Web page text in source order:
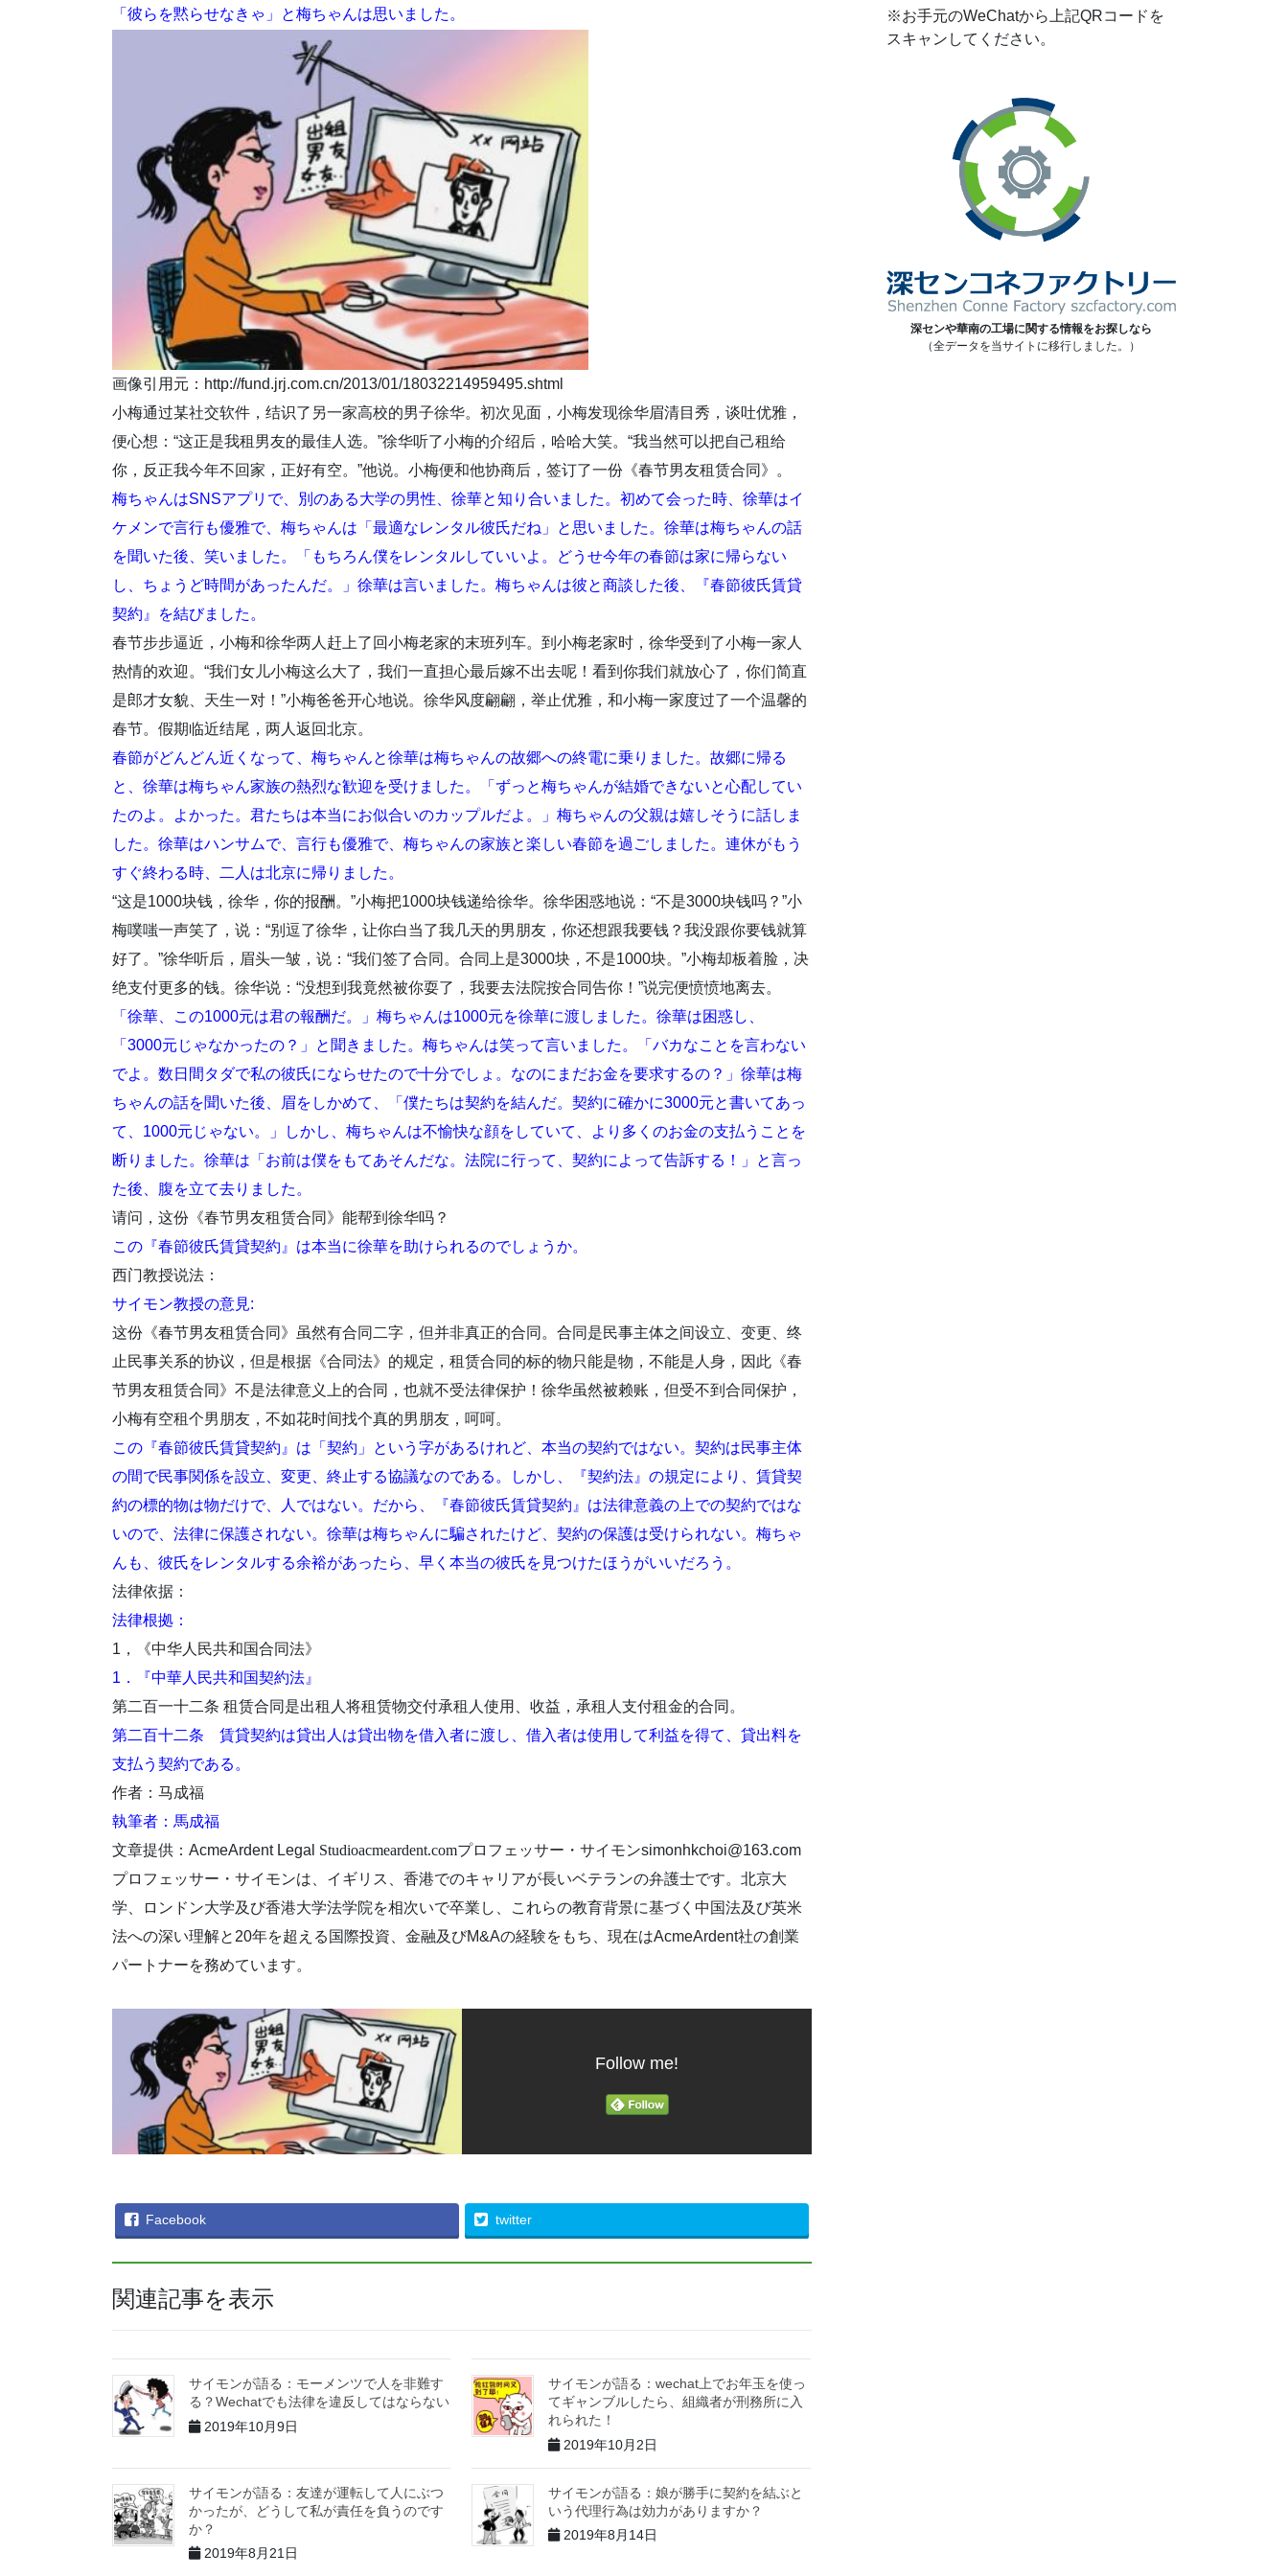
「彼らを黙らせなきゃ」と梅ちゃんは思いました。
画像引用元：http://fund.jrj.com.cn/2013/01/18032214959495.shtml
小梅通过某社交软件，结识了另一家高校的男子徐华。初次见面，小梅发现徐华眉清目秀，谈吐优雅，
便心想：“这正是我租男友的最佳人选。”徐华听了小梅的介绍后，哈哈大笑。“我当然可以把自己租给
你，反正我今年不回家，正好有空。”他说。小梅便和他协商后，签订了一份《春节男友租赁合同》。
梅ちゃんはSNSアプリで、別のある大学の男性、徐華と知り合いました。初めて会った時、徐華はイ
ケメンで言行も優雅で、梅ちゃんは「最適なレンタル彼氏だね」と思いました。徐華は梅ちゃんの話
を聞いた後、笑いました。「もちろん僕をレンタルしていいよ。どうせ今年の春節は家に帰らない
し、ちょうど時間があったんだ。」徐華は言いました。梅ちゃんは彼と商談した後、『春節彼氏賃貸
契約』を結びました。
春节步步逼近，小梅和徐华两人赶上了回小梅老家的末班列车。到小梅老家时，徐华受到了小梅一家人
热情的欢迎。“我们女儿小梅这么大了，我们一直担心最后嫁不出去呢！看到你我们就放心了，你们简直
是郎才女貌、天生一对！”小梅爸爸开心地说。徐华风度翩翩，举止优雅，和小梅一家度过了一个温馨的
春节。假期临近结尾，两人返回北京。
春節がどんどん近くなって、梅ちゃんと徐華は梅ちゃんの故郷への終電に乗りました。故郷に帰る
と、徐華は梅ちゃん家族の熱烈な歓迎を受けました。「ずっと梅ちゃんが結婚できないと心配してい
たのよ。よかった。君たちは本当にお似合いのカップルだよ。」梅ちゃんの父親は嬉しそうに話しま
した。徐華はハンサムで、言行も優雅で、梅ちゃんの家族と楽しい春節を過ごしました。連休がもう
すぐ終わる時、二人は北京に帰りました。
“这是1000块钱，徐华，你的报酬。”小梅把1000块钱递给徐华。徐华困惑地说：“不是3000块钱吗？”小
梅噗嗤一声笑了，说：“别逗了徐华，让你白当了我几天的男朋友，你还想跟我要钱？我没跟你要钱就算
好了。”徐华听后，眉头一皱，说：“我们签了合同。合同上是3000块，不是1000块。”小梅却板着脸，决
绝支付更多的钱。徐华说：“没想到我竟然被你耍了，我要去法院按合同告你！”说完便愤愤地离去。
「徐華、この1000元は君の報酬だ。」梅ちゃんは1000元を徐華に渡しました。徐華は困惑し、
「3000元じゃなかったの？」と聞きました。梅ちゃんは笑って言いました。「バカなことを言わない
でよ。数日間タダで私の彼氏にならせたので十分でしょ。なのにまだお金を要求するの？」徐華は梅
ちゃんの話を聞いた後、眉をしかめて、「僕たちは契約を結んだ。契約に確かに3000元と書いてあっ
て、1000元じゃない。」しかし、梅ちゃんは不愉快な顔をしていて、より多くのお金の支払うことを
断りました。徐華は「お前は僕をもてあそんだな。法院に行って、契約によって告訴する！」と言っ
た後、腹を立て去りました。
请问，这份《春节男友租赁合同》能帮到徐华吗？
この『春節彼氏賃貸契約』は本当に徐華を助けられるのでしょうか。
西门教授说法：
サイモン教授の意見:
这份《春节男友租赁合同》虽然有合同二字，但并非真正的合同。合同是民事主体之间设立、变更、终
止民事关系的协议，但是根据《合同法》的规定，租赁合同的标的物只能是物，不能是人身，因此《春
节男友租赁合同》不是法律意义上的合同，也就不受法律保护！徐华虽然被赖账，但受不到合同保护，
小梅有空租个男朋友，不如花时间找个真的男朋友，呵呵。
この『春節彼氏賃貸契約』は「契約」という字があるけれど、本当の契約ではない。契約は民事主体
の間で民事関係を設立、変更、終止する協議なのである。しかし、『契約法』の規定により、賃貸契
約の標的物は物だけで、人ではない。だから、『春節彼氏賃貸契約』は法律意義の上での契約ではな
いので、法律に保護されない。徐華は梅ちゃんに騙されたけど、契約の保護は受けられない。梅ちゃ
んも、彼氏をレンタルする余裕があったら、早く本当の彼氏を見つけたほうがいいだろう。
法律依据：
法律根拠：
1，《中华人民共和国合同法》
1．『中華人民共和国契約法』
第二百一十二条 租赁合同是出租人将租赁物交付承租人使用、收益，承租人支付租金的合同。
第二百十二条 賃貸契約は貸出人は貸出物を借入者に渡し、借入者は使用して利益を得て、貸出料を
支払う契約である。
作者：马成福
執筆者：馬成福
文章提供：AcmeArdent Legal Studioacmeardent.comプロフェッサー・サイモンsimonhkchoi@163.com
プロフェッサー・サイモンは、イギリス、香港でのキャリアが長いベテランの弁護士です。北京大
学、ロンドン大学及び香港大学法学院を相次いで卒業し、これらの教育背景に基づく中国法及び英米
法への深い理解と20年を超える国際投資、金融及びM&Aの経験をもち、現在はAcmeArdent社の創業
パートナーを務めています。
Follow me!
Facebook twitter
関連記事を表示
サイモンが語る：モーメンツで人を非難す
る？Wechatでも法律を違反してはならない
2019年10月9日
サイモンが語る：wechat上でお年玉を使っ
てギャンブルしたら、組織者が刑務所に入
れられた！
2019年10月2日
サイモンが語る：友達が運転して人にぶつ
かったが、どうして私が責任を負うのです
か？
2019年8月21日
サイモンが語る：娘が勝手に契約を結ぶと
いう代理行為は効力がありますか？
2019年8月14日
※お手元のWeChatから上記QRコードを
スキャンしてください。
深センや華南の工場に関する情報をお探しなら
（全データを当サイトに移行しました。）